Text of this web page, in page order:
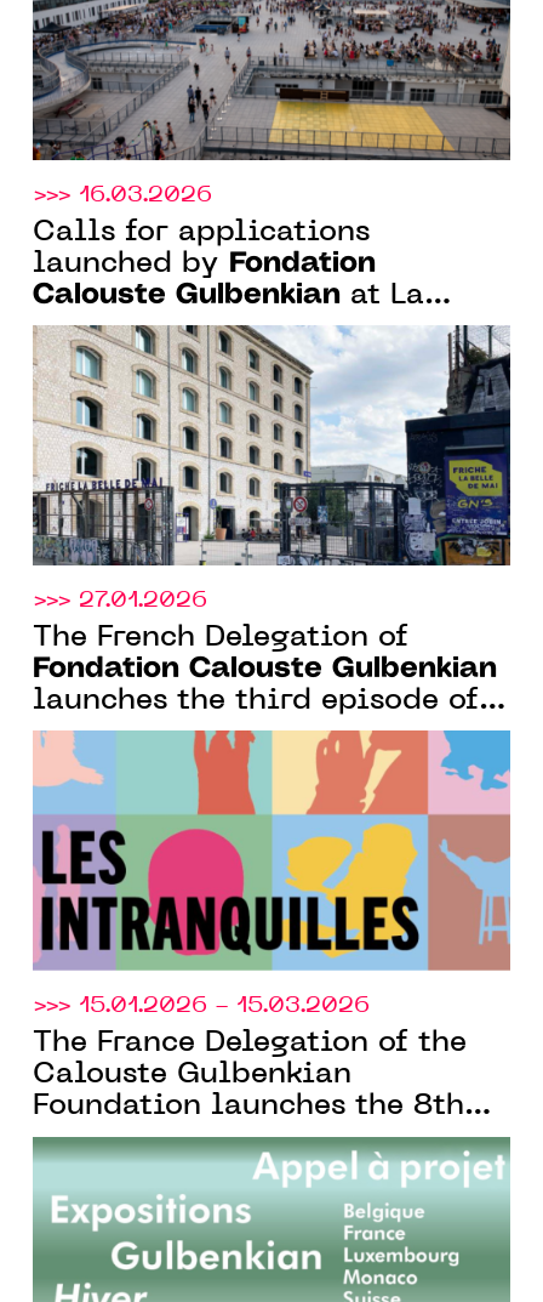
>>> 16.03.2026
Calls for applications
launched by
Fondation
Calouste Gulbenkian at La
Friche Belle de Mai and the
Gulbenkian Library, and
launch of the 4th Art Ensemble
Prize with CENTQUATRE-PARIS
>>> 27.01.2026
The French Delegation of
Fondation Calouste Gulbenkian
launches the third episode of
its podcast dedicated to
Portuguese artists and their
creative secrets
>>> 15.01.2026 - 15.03.2026
The France Delegation of the
Calouste Gulbenkian
Foundation launches the 8th
edition of its bi-annual call
for projects, open to cultural
institutions across French-
speaking Europe